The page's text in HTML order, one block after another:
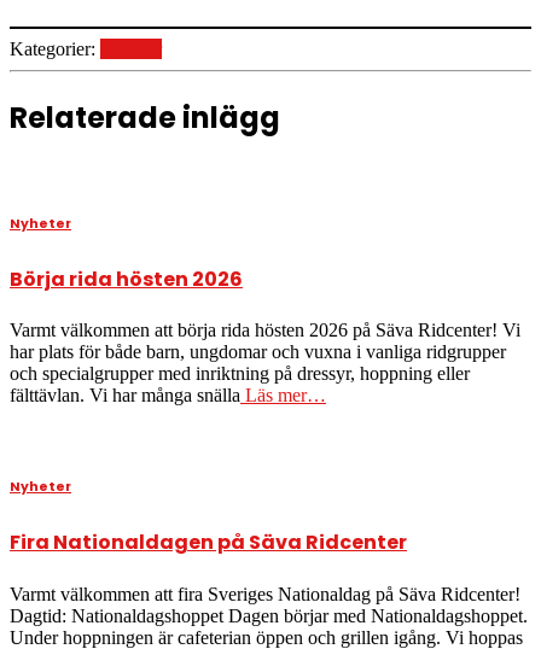
Kategorier:
Relaterade inlägg
Nyheter
Börja rida hösten 2026
Varmt välkommen att börja rida hösten 2026 på Säva Ridcenter! Vi
har plats för både barn, ungdomar och vuxna i vanliga ridgrupper
och specialgrupper med inriktning på dressyr, hoppning eller
fälttävlan. Vi har många snälla Läs mer…
Nyheter
Fira Nationaldagen på Säva Ridcenter
Varmt välkommen att fira Sveriges Nationaldag på Säva Ridcenter!
Dagtid: Nationaldagshoppet Dagen börjar med Nationaldagshoppet.
Under hoppningen är cafeterian öppen och grillen igång. Vi hoppas